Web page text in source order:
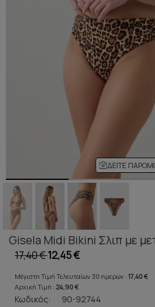
ΔΕΊΤΕ
Gisela Midi Bikini Σλιπ με
17,40 €12,45 €
Μέγιστη Τιμή Τελευταίων 30 ημερών : 17,40 €
Αρχική Τιμή : 24,90 €
Κωδικός:
90-92744